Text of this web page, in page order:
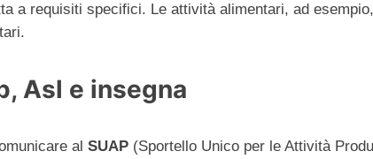
a requisiti specifici. Le attività alimentari, ad
Asl e insegna
al SUAP (Sportello Unico per le Attività